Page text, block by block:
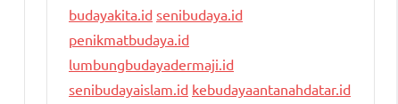
budayakita.id senibudaya.id
penikmatbudaya.id
lumbungbudayadermaji.id
senibudayaislam.id kebudayaantanahdatar.id